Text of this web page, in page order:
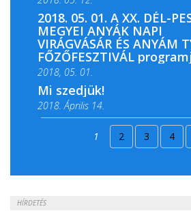
2018. 05. 01. A XX. DÉL-
MEGYEI ANYÁK NAPI
VIRÁGVÁSÁR ÉS ANYÁM
FŐZŐFESZTIVÁL
2018, 05. 01.
Mi szedjük!
2018. Április 14.
2018. Április 15.
1 2 3 4
HÍRDETÉS